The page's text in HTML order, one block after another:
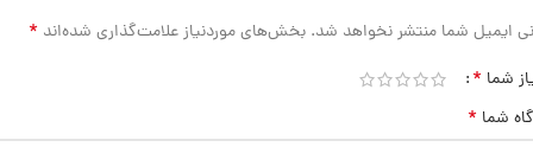
ایمیل شما منتشر نخواهد شد. بخش‌های موردنیاز علامت‌گذاری شده‌اند *
شما *
شما *